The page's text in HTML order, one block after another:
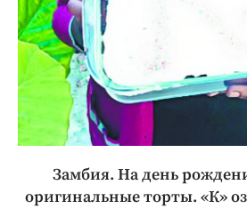
Замбия. На день
оригинальные торты. «К»